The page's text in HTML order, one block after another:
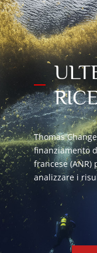
Thomas
finanziamento
francese
analizzare i